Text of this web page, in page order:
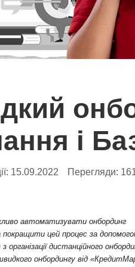
і
15.09.2022 Перегляди:
автоматизувати онбординг
цей процес за
організації дистанційного
онбордингу від